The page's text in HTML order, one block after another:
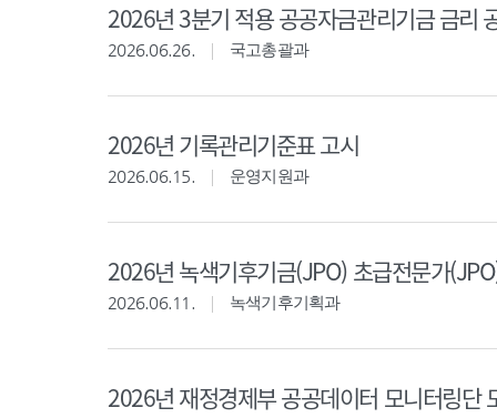
2026년 3분기 적용 공공자금관리기금 금리
2026.06.26. 국고총괄과
2026년 기록관리기준표 고시
2026.06.15. 운영지원과
2026년 녹색기후기금(JPO) 초급전문가
2026.06.11. 녹색기후기획과
2026년 재정경제부 공공데이터 모니터링단